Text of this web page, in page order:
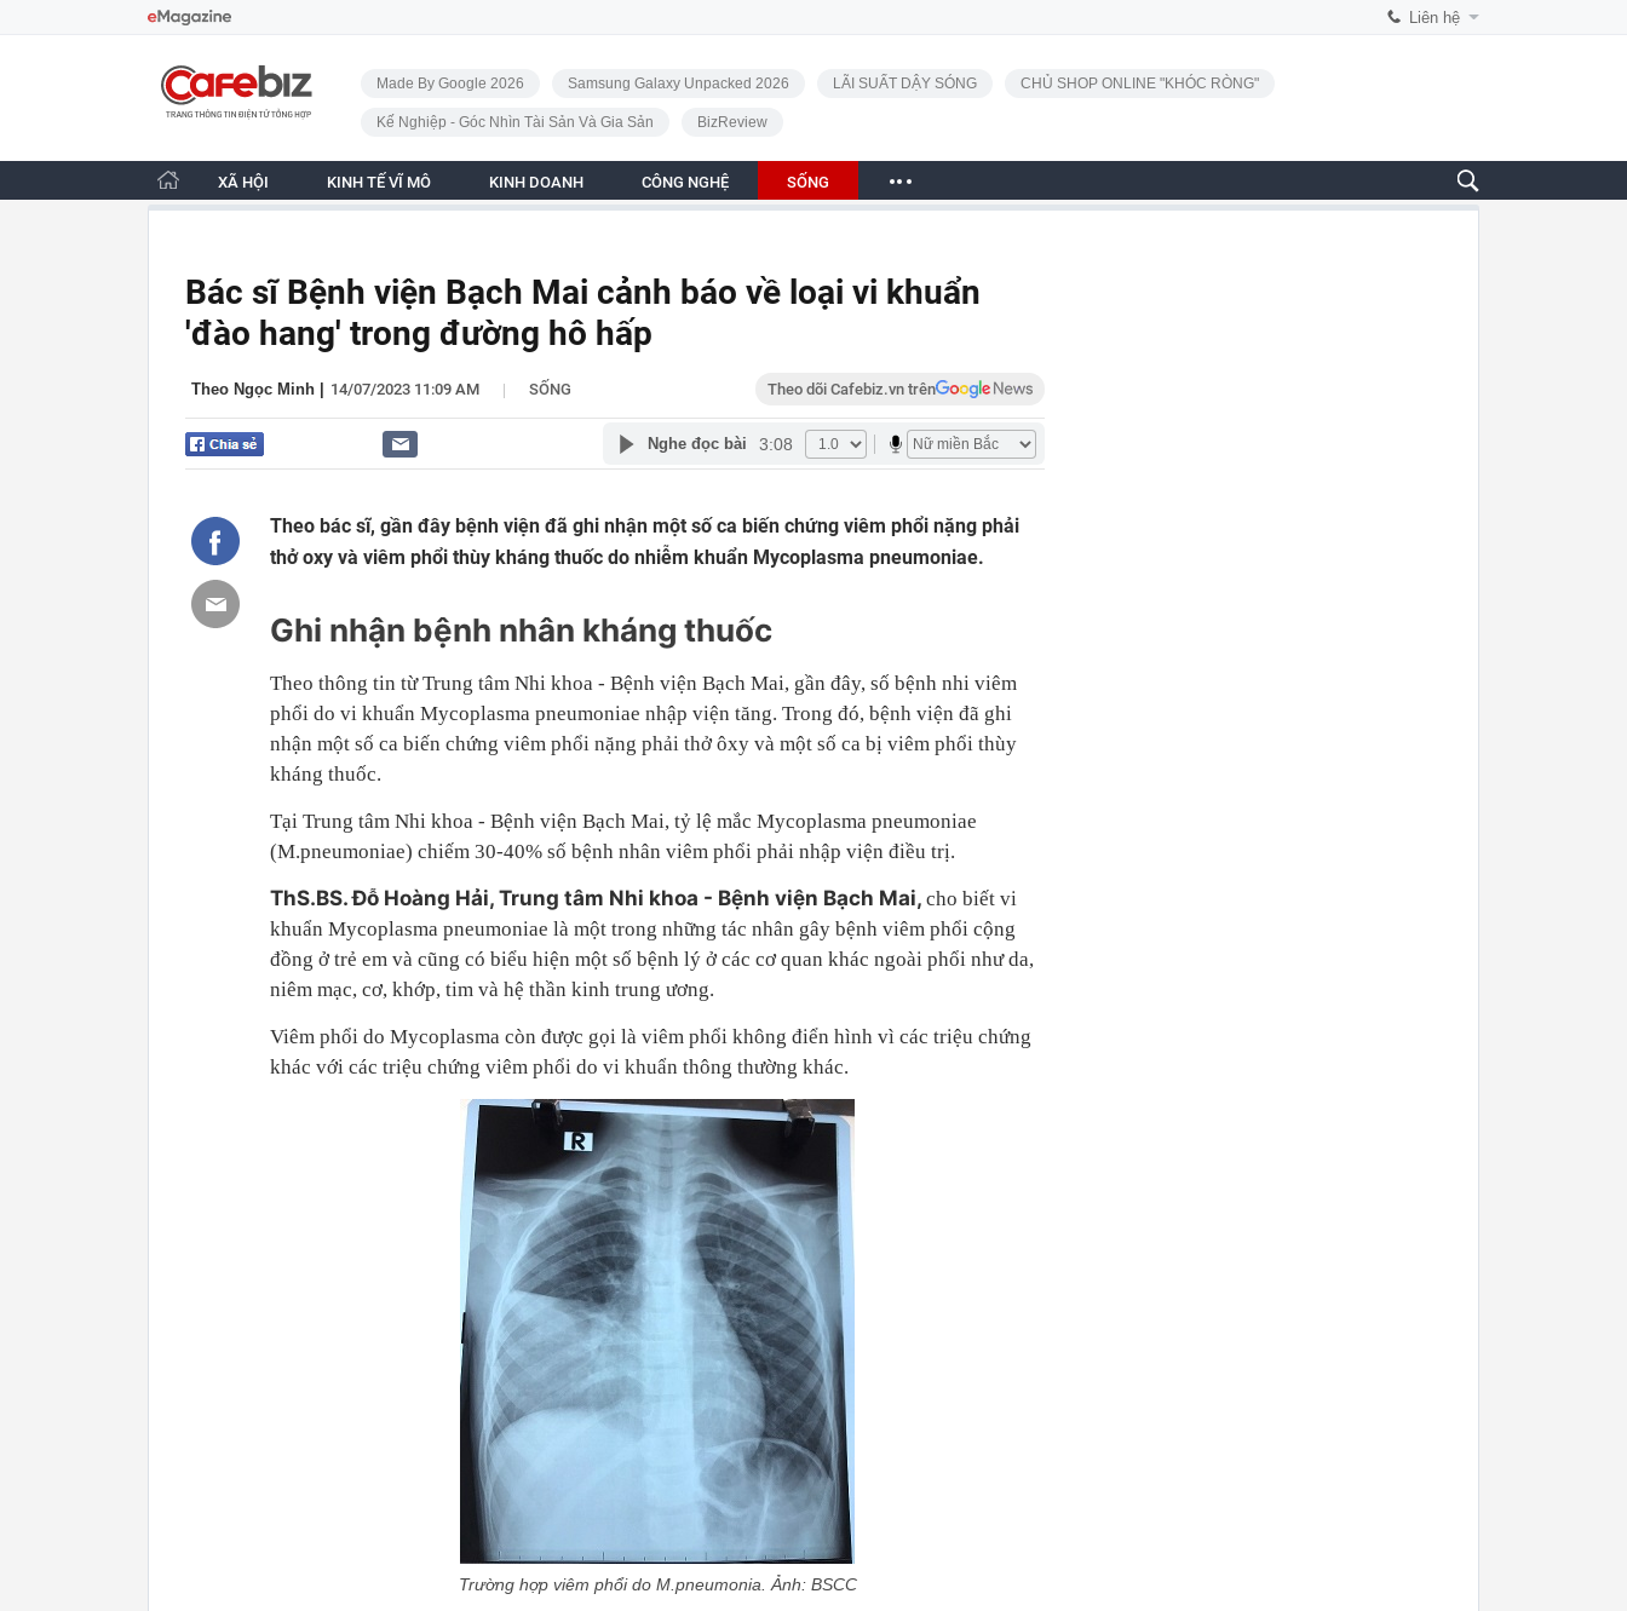
Liên hệ
CafeBiz - Trang chủ
Made By Google 2026 Samsung Galaxy Unpacked 2026 LÃI SUẤT DẬY SÓNG CHỦ SHOP ONLINE "KHÓC RÒNG"
Kế Nghiệp - Góc Nhìn Tài Sản Và Gia Sản BizReview
XÃ HỘI KINH TẾ VĨ MÔ KINH DOANH CÔNG NGHỆ SỐNG
Bác sĩ Bệnh viện Bạch Mai cảnh báo về loại vi khuẩn
'đào hang' trong đường hô hấp
Theo Ngọc Minh 14/07/2023 11:09 AM | SỐNG Theo dõi Cafebiz.vn trên
Nghe đọc bài 3:08
Theo bác sĩ, gần đây bệnh viện đã ghi nhận một số ca biến chứng viêm phổi nặng phải
thở oxy và viêm phổi thùy kháng thuốc do nhiễm khuẩn Mycoplasma pneumoniae.
Ghi nhận bệnh nhân kháng thuốc
Theo thông tin từ Trung tâm Nhi khoa - Bệnh viện Bạch Mai, gần đây, số bệnh nhi viêm
phổi do vi khuẩn Mycoplasma pneumoniae nhập viện tăng. Trong đó, bệnh viện đã ghi
nhận một số ca biến chứng viêm phổi nặng phải thở ôxy và một số ca bị viêm phổi thùy
kháng thuốc.
Tại Trung tâm Nhi khoa - Bệnh viện Bạch Mai, tỷ lệ mắc Mycoplasma pneumoniae
(M.pneumoniae) chiếm 30-40% số bệnh nhân viêm phổi phải nhập viện điều trị.
ThS.BS. Đỗ Hoàng Hải, Trung tâm Nhi khoa - Bệnh viện Bạch Mai, cho biết vi
khuẩn Mycoplasma pneumoniae là một trong những tác nhân gây bệnh viêm phổi cộng
đồng ở trẻ em và cũng có biểu hiện một số bệnh lý ở các cơ quan khác ngoài phổi như da,
niêm mạc, cơ, khớp, tim và hệ thần kinh trung ương.
Viêm phổi do Mycoplasma còn được gọi là viêm phổi không điển hình vì các triệu chứng
khác với các triệu chứng viêm phổi do vi khuẩn thông thường khác.
Trường hợp viêm phổi do M.pneumonia. Ảnh: BSCC